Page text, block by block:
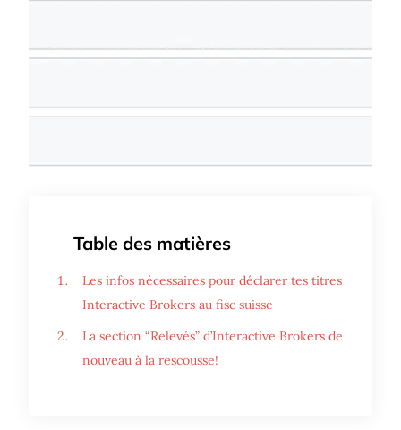
Table des matières
Les infos nécessaires pour déclarer tes titres
Interactive Brokers au fisc suisse
La section “Relevés” d’Interactive Brokers de
nouveau à la rescousse!